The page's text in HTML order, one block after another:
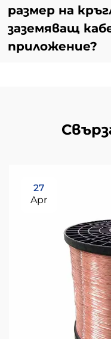
размер на
заземяващ
приложение?
27
Apr